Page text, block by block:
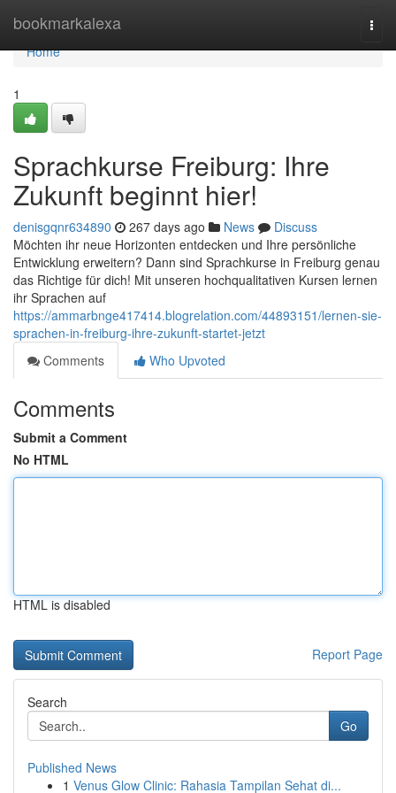
bookmarkalexa
Home
Home
1
Sprachkurse Freiburg: Ihre
Zukunft beginnt hier!
denisgqnr634890 267 days ago News
Discuss
Möchten ihr neue Horizonten entdecken und Ihre persönliche
Entwicklung erweitern? Dann sind Sprachkurse in Freiburg genau
das Richtige für dich! Mit unseren hochqualitativen Kursen lernen
ihr Sprachen auf
https://ammarbnge417414.blogrelation.com/44893151/lernen-sie-
sprachen-in-freiburg-ihre-zukunft-startet-jetzt
Comments
Who Upvoted
Comments
Submit a Comment
No HTML
HTML is disabled
Report Page
Search
Go
Published News
1 Venus Glow Clinic: Rahasia Tampilan Sehat di...